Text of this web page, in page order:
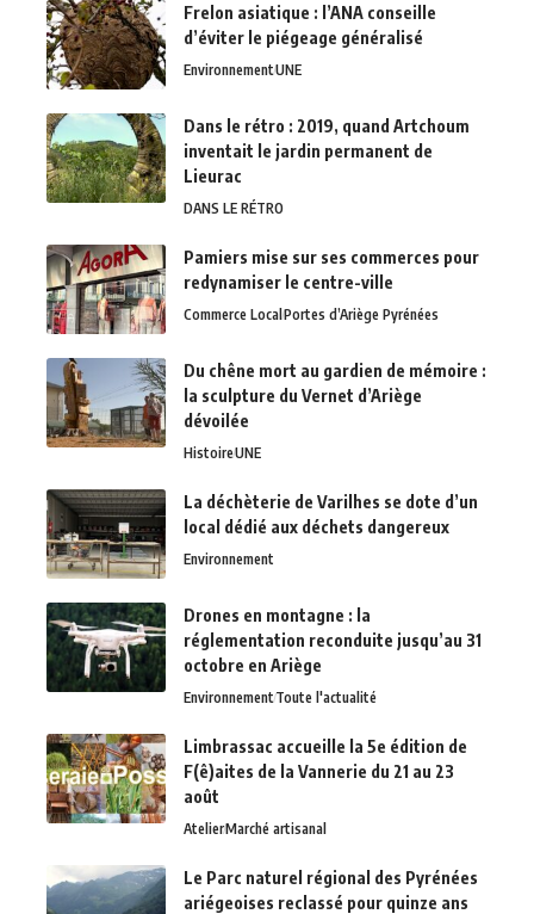
Frelon asiatique : l’ANA conseille
d’éviter le piégeage généralisé
EnvironnementUNE
Dans le rétro : 2019, quand Artchoum
inventait le jardin permanent de
Lieurac
DANS LE RÉTRO
Pamiers mise sur ses commerces pour
redynamiser le centre-ville
Commerce Local Portes d’Ariège Pyrénées
Du chêne mort au gardien de mémoire :
la sculpture du Vernet d’Ariège
dévoilée
HistoireUNE
La déchèterie de Varilhes se dote d’un
local dédié aux déchets dangereux
Environnement
Drones en montagne : la
réglementation reconduite jusqu’au 31
octobre en Ariège
EnvironnementToute l'actualité
Limbrassac accueille la 5e édition de
F(ê)aites de la Vannerie du 21 au 23
août
AtelierMarché artisanal
Le Parc naturel régional des Pyrénées
ariégeoises reclassé pour quinze ans